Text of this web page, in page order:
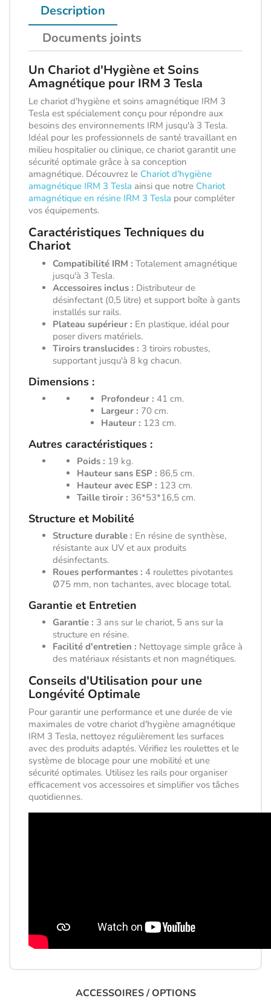
Description
Documents joints
Un Chariot d'Hygiène et Soins
Amagnétique pour IRM 3 Tesla
Le chariot d'hygiène et soins amagnétique IRM 3
Tesla est spécialement conçu pour répondre aux
besoins des environnements IRM jusqu'à 3 Tesla.
Idéal pour les professionnels de santé travaillant en
milieu hospitalier ou clinique, ce chariot garantit une
sécurité optimale grâce à sa conception
amagnétique. Découvrez le Chariot d'hygiène
amagnétique IRM 3 Tesla ainsi que notre Chariot
amagnétique en résine IRM 3 Tesla pour compléter
vos équipements.
Caractéristiques Techniques du
Chariot
Compatibilité IRM : Totalement amagnétique
jusqu'à 3 Tesla.
Accessoires inclus : Distributeur de
désinfectant (0,5 litre) et support boîte à gants
installés sur rails.
Plateau supérieur : En plastique, idéal pour
poser divers matériels.
Tiroirs translucides : 3 tiroirs robustes,
supportant jusqu'à 8 kg chacun.
Dimensions :
Profondeur : 41 cm.
Largeur : 70 cm.
Hauteur : 123 cm.
Autres caractéristiques :
Poids : 19 kg.
Hauteur sans ESP : 86,5 cm.
Hauteur avec ESP : 123 cm.
Taille tiroir : 36*53*16,5 cm.
Structure et Mobilité
Structure durable : En résine de synthèse,
résistante aux UV et aux produits
désinfectants.
Roues performantes : 4 roulettes pivotantes
Ø75 mm, non tachantes, avec blocage total.
Garantie et Entretien
Garantie : 3 ans sur le chariot, 5 ans sur la
structure en résine.
Facilité d'entretien : Nettoyage simple grâce à
des matériaux résistants et non magnétiques.
Conseils d'Utilisation pour une
Longévité Optimale
Pour garantir une performance et une durée de vie
maximales de votre chariot d'hygiène amagnétique
IRM 3 Tesla, nettoyez régulièrement les surfaces
avec des produits adaptés. Vérifiez les roulettes et le
système de blocage pour une mobilité et une
sécurité optimales. Utilisez les rails pour organiser
efficacement vos accessoires et simplifier vos tâches
quotidiennes.
ACCESSOIRES / OPTIONS